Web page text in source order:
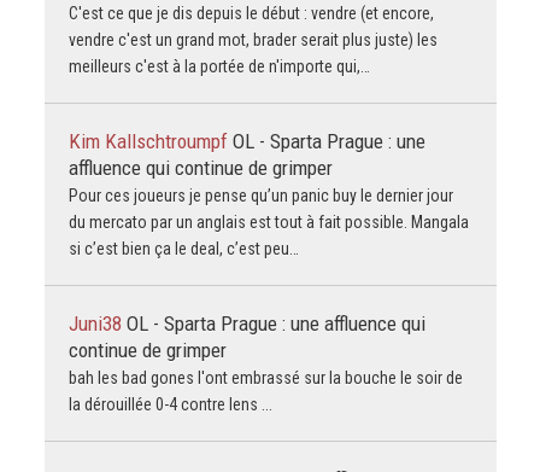
C'est ce que je dis depuis le début : vendre (et encore,
vendre c'est un grand mot, brader serait plus juste) les
meilleurs c'est à la portée de n'importe qui,…
Kim Kallschtroumpf OL - Sparta Prague : une
affluence qui continue de grimper
Pour ces joueurs je pense qu’un panic buy le dernier jour
du mercato par un anglais est tout à fait possible. Mangala
si c’est bien ça le deal, c’est peu…
Juni38 OL - Sparta Prague : une affluence qui
continue de grimper
bah les bad gones l'ont embrassé sur la bouche le soir de
la dérouillée 0-4 contre lens ...